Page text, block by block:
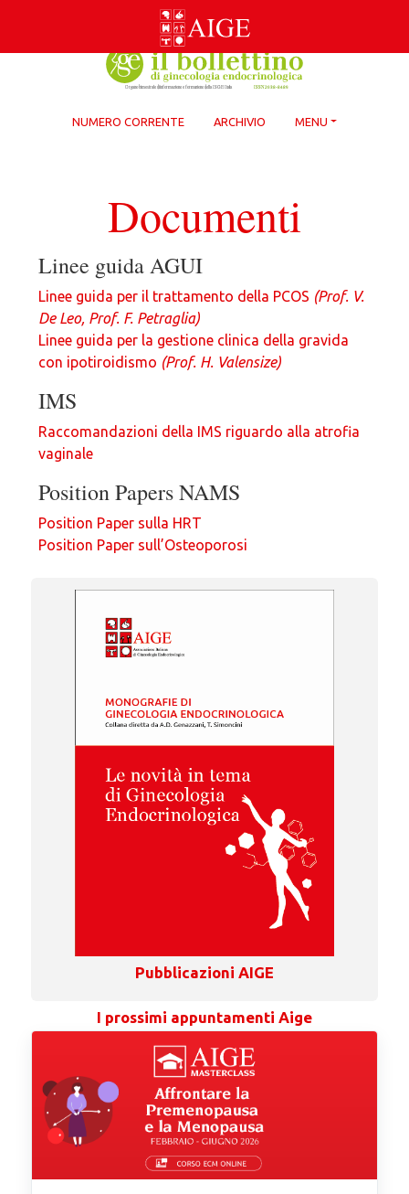
NUMERO CORRENTE ARCHIVIO MENU
Documenti
Linee guida AGUI
Linee guida per il trattamento della PCOS (Prof. V.
De Leo, Prof. F. Petraglia)
Linee guida per la gestione clinica della gravida
con ipotiroidismo (Prof. H. Valensize)
IMS
Raccomandazioni della IMS riguardo alla atrofia
vaginale
Position Papers NAMS
Position Paper sulla HRT
Position Paper sull’Osteoporosi
Pubblicazioni AIGE
I prossimi appuntamenti Aige